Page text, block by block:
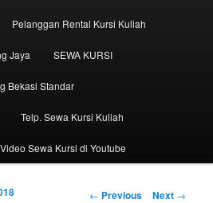
Pelanggan Rental Kursi Kuliah
Jaya SEWA KURSI
Bekasi Standar
Telp. Sewa Kursi Kuliah
Video Sewa Kursi di Youtube
Post navigation
← Previous Next →